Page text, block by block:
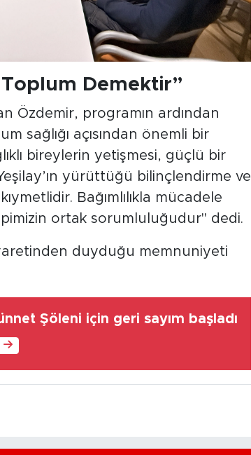
Toplum Demektir”
Özdemir, programın ardından
sağlığı açısından önemli bir
bireylerin yetişmesi, güçlü bir
yürüttüğü bilinçlendirme ve
Bağımlılıkla mücadele
ortak sorumluluğudur" dedi.
duyduğu memnuniyeti
Şöleni için geri sayım başladı